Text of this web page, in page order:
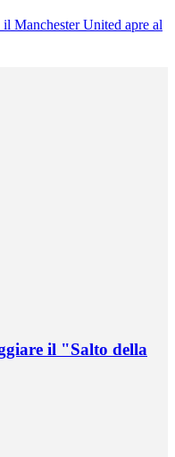
Manchester United apre al
il "Salto della